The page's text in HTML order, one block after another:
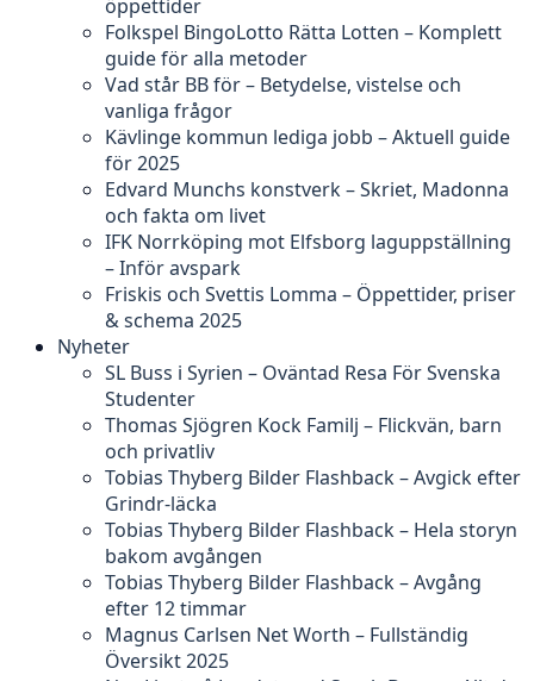
öppettider
Folkspel BingoLotto Rätta Lotten – Komplett
guide för alla metoder
Vad står BB för – Betydelse, vistelse och
vanliga frågor
Kävlinge kommun lediga jobb – Aktuell guide
för 2025
Edvard Munchs konstverk – Skriet, Madonna
och fakta om livet
IFK Norrköping mot Elfsborg laguppställning
– Inför avspark
Friskis och Svettis Lomma – Öppettider, priser
& schema 2025
Nyheter
SL Buss i Syrien – Oväntad Resa För Svenska
Studenter
Thomas Sjögren Kock Familj – Flickvän, barn
och privatliv
Tobias Thyberg Bilder Flashback – Avgick efter
Grindr-läcka
Tobias Thyberg Bilder Flashback – Hela storyn
bakom avgången
Tobias Thyberg Bilder Flashback – Avgång
efter 12 timmar
Magnus Carlsen Net Worth – Fullständig
Översikt 2025